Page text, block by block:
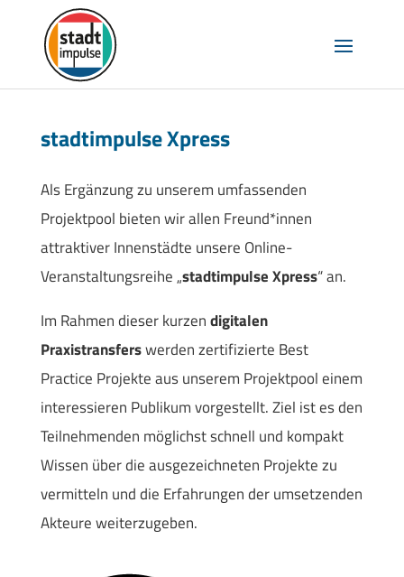
stadtimpulse Xpress
Als Ergänzung zu unserem umfassenden
Projektpool bieten wir allen Freund*innen
attraktiver Innenstädte unsere Online-
Veranstaltungsreihe „stadtimpulse Xpress“ an.
Im Rahmen dieser kurzendigitalen
Praxistransferswerden zertifizierte Best
Practice Projekte aus unserem Projektpool einem
interessieren Publikum vorgestellt. Ziel ist es den
Teilnehmenden möglichst schnell und kompakt
Wissen über die ausgezeichneten Projekte zu
vermitteln und die Erfahrungen der umsetzenden
Akteure weiterzugeben.